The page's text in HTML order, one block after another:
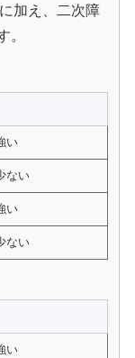
加え、二次障
。
い
ない
い
ない
い